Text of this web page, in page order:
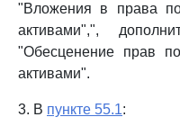
"Вложения в права
активами",",
"Обесценение прав
активами".
3. В пункте 55.1: